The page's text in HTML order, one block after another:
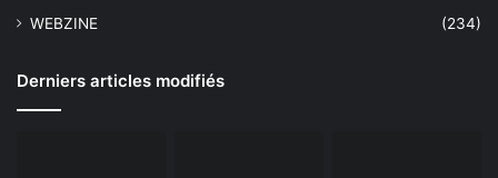
WEBZINE
(234)
Derniers articles modifiés